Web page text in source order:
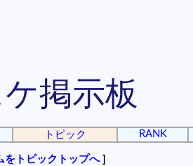
掲示板
トピック RANK
をトピックトップへ]